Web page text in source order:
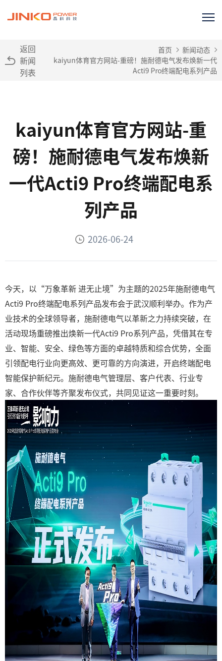
返回
新闻
列表
首页
新闻动态
kaiyun体育官方网站-重磅！施耐德电气发布焕新一代
Acti9 Pro终端配电系列产品
kaiyun体育官方网站-重
磅！施耐德电气发布焕新
一代Acti9 Pro终端配电系
列产品
2026-06-24
今天，以“万象革新 进无止境”为主题的2025年施耐德电气
Acti9 Pro终端配电系列产品发布会于武汉顺利举办。作为产
业技术的全球领导者，施耐德电气以革新之力持续突破，在
活动现场重磅推出焕新一代Acti9 Pro系列产品，凭借其在专
业、智能、安全、绿色等方面的卓越特质和综合优势，全面
引领配电行业向更高效、更可靠的方向演进，开启终端配电
智能保护新纪元。施耐德电气管理层、客户代表、行业专
家、合作伙伴等齐聚发布仪式，共同见证这一重要时刻。